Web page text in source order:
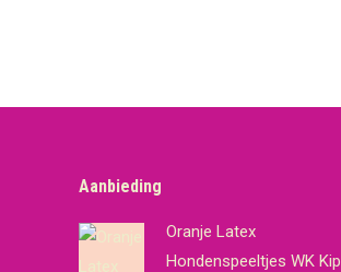
Aanbieding
Oranje Latex
Hondenspeeltjes WK Kip